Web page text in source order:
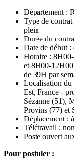
Département :
Type de
plein
Durée du
Date de début :
Horaire :
et 8H00-
de 39H par
Localisation du
Est, France -
Sézanne (51),
Provins (77) et
Déplacement :
Télétravail : non
Poste ouvert
Pour postuler :